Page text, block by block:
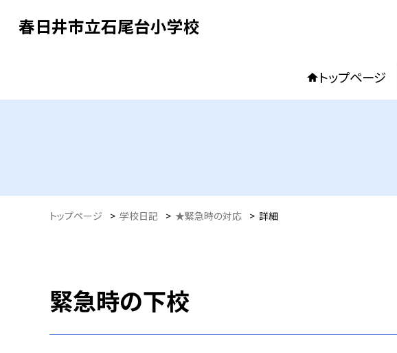
春日井市立石尾台小学校
トップページ
トップページ > 学校日記 > ★緊急時の対応 > 詳細
緊急時の下校